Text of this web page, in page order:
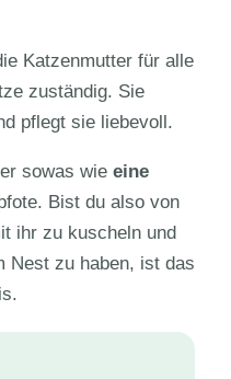
Katzenmutter für alle
zuständig. Sie
pflegt sie liebevoll.
sowas wie eine
Bist du also von
ihr zu kuscheln und
Nest zu haben, ist das